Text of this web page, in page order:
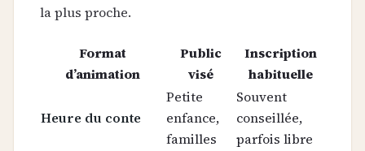
la plus proche.
Format
d’animation
Public
visé
Inscription
habituelle
Heure du conte
Petite
enfance,
familles
Souvent
conseillée,
parfois libre